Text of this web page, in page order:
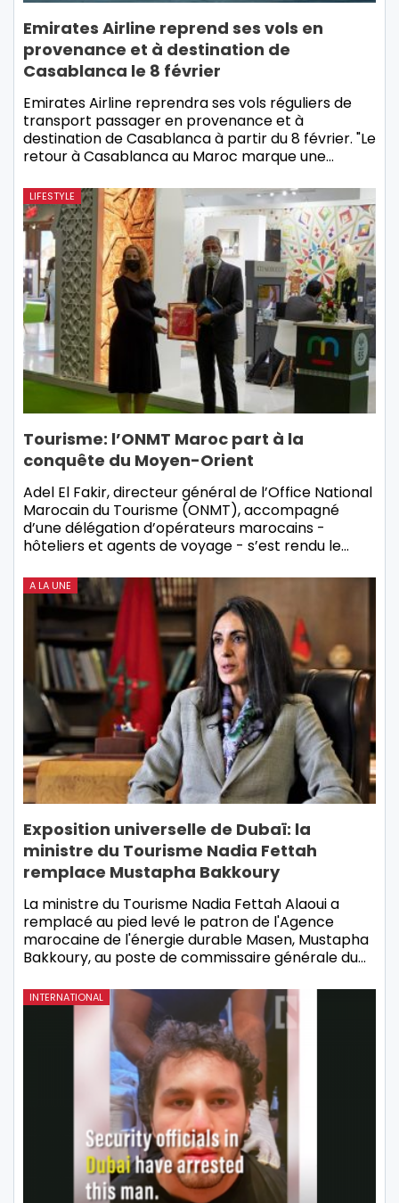
Emirates Airline reprend ses vols en
provenance et à destination de
Casablanca le 8 février
Emirates Airline reprendra ses vols réguliers de
transport passager en provenance et à
destination de Casablanca à partir du 8 février. "Le
retour à Casablanca au Maroc marque une…
LIFESTYLE
Tourisme: l’ONMT Maroc part à la
conquête du Moyen-Orient
Adel El Fakir, directeur général de l’Office National
Marocain du Tourisme (ONMT), accompagné
d’une délégation d’opérateurs marocains -
hôteliers et agents de voyage - s’est rendu le…
A LA UNE
Exposition universelle de Dubaï: la
ministre du Tourisme Nadia Fettah
remplace Mustapha Bakkoury
La ministre du Tourisme Nadia Fettah Alaoui a
remplacé au pied levé le patron de l'Agence
marocaine de l'énergie durable Masen, Mustapha
Bakkoury, au poste de commissaire générale du…
INTERNATIONAL